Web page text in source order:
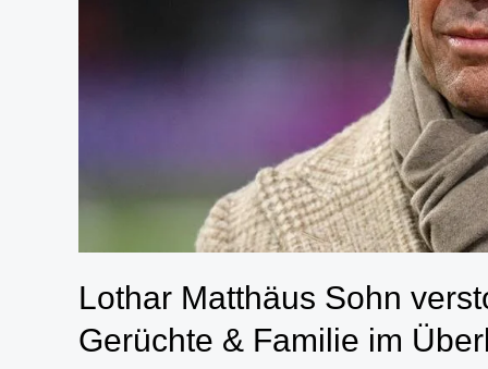
Lothar Matthäus Sohn
Gerüchte & Familie im